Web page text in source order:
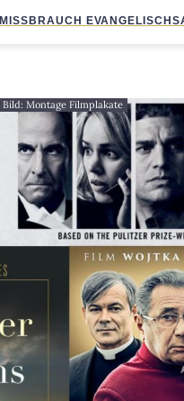
MISSBRAUCH EVANGELISCH
Bild: Montage Filmplakate